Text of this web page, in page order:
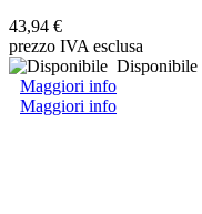
43,94 €
prezzo IVA esclusa
Disponibile
Maggiori info
Maggiori info